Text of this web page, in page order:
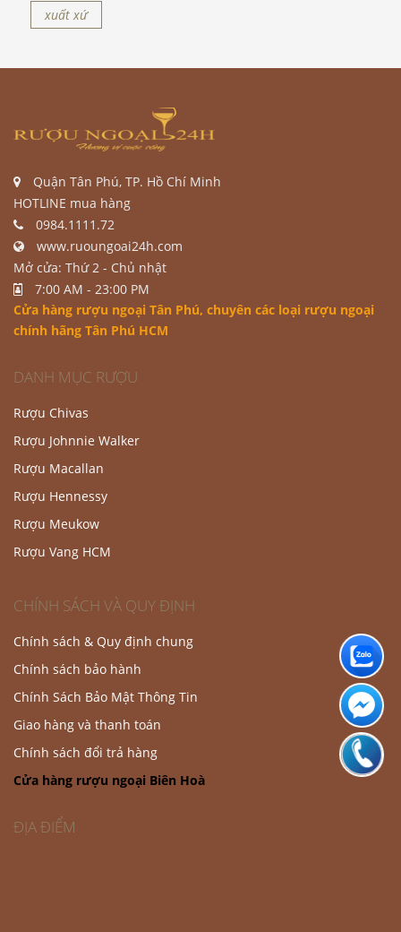
xuất xứ
Quận Tân Phú, TP. Hồ Chí Minh
HOTLINE mua hàng
0984.1111.72
www.ruoungoai24h.com
Mở cửa: Thứ 2 - Chủ nhật
7:00 AM - 23:00 PM
Cửa hàng rượu ngoại Tân Phú, chuyên các loại rượu ngoại
chính hãng Tân Phú HCM
DANH MỤC RƯỢU
Rượu Chivas
Rượu Johnnie Walker
Rượu Macallan
Rượu Hennessy
Rượu Meukow
Rượu Vang HCM
CHÍNH SÁCH VÀ QUY ĐỊNH
Chính sách & Quy định chung
Chính sách bảo hành
Chính Sách Bảo Mật Thông Tin
Giao hàng và thanh toán
Chính sách đổi trả hàng
Cửa hàng rượu ngoại Biên Hoà
ĐỊA ĐIỂM